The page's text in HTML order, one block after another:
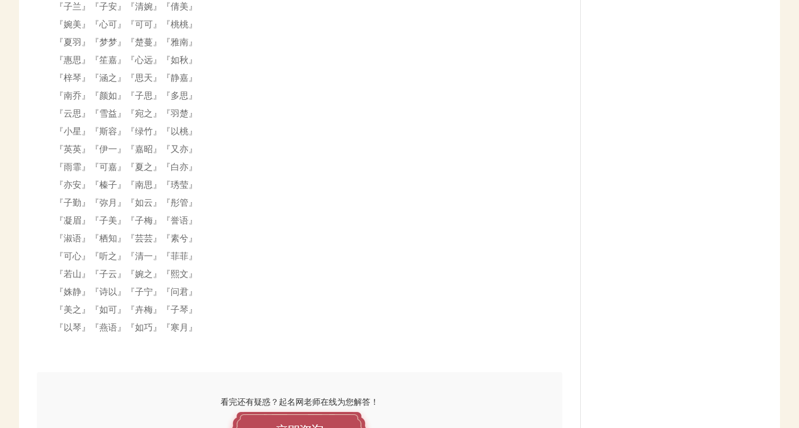
『子兰』『子安』『清婉』『倩美』
『婉美』『心可』『可可』『桃桃』
『夏羽』『梦梦』『楚蔓』『雅南』
『惠思』『笙嘉』『心远』『如秋』
『梓琴』『涵之』『思天』『静嘉』
『南乔』『颜如』『子思』『多思』
『云思』『雪益』『宛之』『羽楚』
『小星』『斯容』『绿竹』『以桃』
『英英』『伊一』『嘉昭』『又亦』
『雨霏』『可嘉』『夏之』『白亦』
『亦安』『榛子』『南思』『琇莹』
『子勤』『弥月』『如云』『彤管』
『凝眉』『子美』『子梅』『誉语』
『淑语』『栖知』『芸芸』『素兮』
『可心』『听之』『清一』『菲菲』
『若山』『子云』『婉之』『熙文』
『姝静』『诗以』『子宁』『问君』
『美之』『如可』『卉梅』『子琴』
『以琴』『燕语』『如巧』『寒月』
看完还有疑惑？起名网老师在线为您解答！